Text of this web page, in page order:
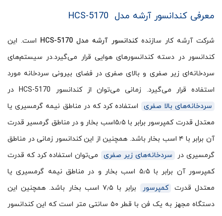
معرفی کندانسور آرشه مدل HCS-5170
شرکت آرشه کار سازندهکندانسور آرشه مدل HCS-5170
است. این
کندانسور در دسته کندانسورهای هوایی قرار می‌گیرد.در سیستم‌های
سردخانه‌ای زیر صفری و بالای صفری در فضای بیرونی سردخانه مورد
استفاده قرار می‌گیرد. زمانی می‌توان از کندانسور HCS-5170 در
سردخانه‌های بالا صفری
استفاده کرد که در مناطق نیمه گرمسیری یا
معتدل قدرت کمپرسور برابر با ۵٫۵اسب بخار و در مناطق گرمسیر قدرت
آن برابر با ۴ اسب بخار باشد. همچنین از این کندانسور زمانی در مناطق
گرمسیری در
سردخانه‌های زیر صفری
می‌توان استفاده کرد که قدرت
کمپرسور آن برابر با ۵٫۵ اسب بخار و در مناطق نیمه گرمسیری یا
معتدل قدرت
کمپرسور
برابر با ۷٫۵ اسب بخار باشد. همچنین این
دستگاه مجهز به یک فن با قطر ۵۰ سانتی متر است که این کندانسور